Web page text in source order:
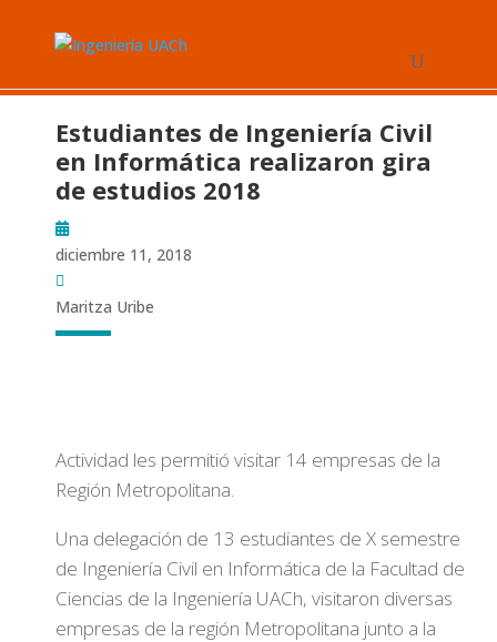
Estudiantes de Ingeniería Civil
en Informática realizaron gira
de estudios 2018
diciembre 11, 2018
Maritza Uribe
Actividad les permitió visitar 14 empresas de la
Región Metropolitana.
Una delegación de 13 estudiantes de X semestre
de Ingeniería Civil en Informática de la Facultad de
Ciencias de la Ingeniería UACh, visitaron diversas
empresas de la región Metropolitana junto a la